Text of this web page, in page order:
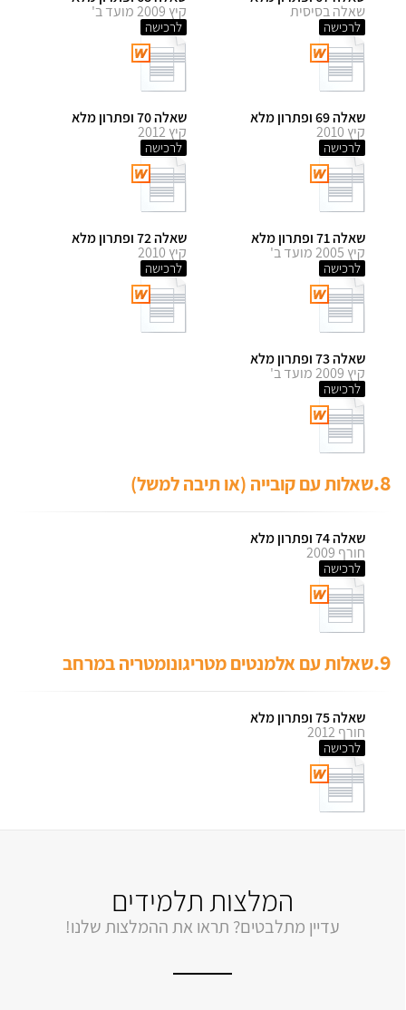
שאלה בסיסית
לרכישה
קיץ 2009 מועד ב'
לרכישה
שאלה 69 ופתרון מלא
קיץ 2010
לרכישה
שאלה 70 ופתרון מלא
קיץ 2012
לרכישה
שאלה 71 ופתרון מלא
קיץ 2005 מועד ב'
לרכישה
שאלה 72 ופתרון מלא
קיץ 2010
לרכישה
שאלה 73 ופתרון מלא
קיץ 2009 מועד ב'
לרכישה
8. שאלות עם קובייה (או תיבה למשל)
שאלה 74 ופתרון מלא
חורף 2009
לרכישה
9. שאלות עם אלמנטים מטריגונומטריה במרחב
שאלה 75 ופתרון מלא
חורף 2012
לרכישה
המלצות תלמידים
עדיין מתלבטים? תראו את ההמלצות שלנו!